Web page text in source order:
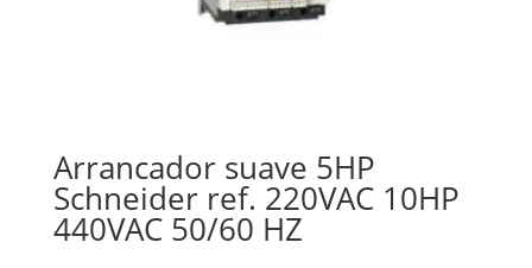
Arrancador suave 5HP
Schneider ref. 220VAC 10HP
440VAC 50/60 HZ